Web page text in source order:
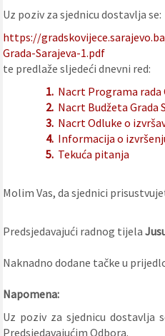
Uz poziv za sjednicu dostavlja se:
https://
Grada-Sarajeva-1.pdf
te predlaže sljedeći dnevni red:
1. Nacrt Programa rada
2. Nacrt Budžeta Grada
3. Nacrt Odluke o
4. Informacija o
5. Tekuća pitanja
Molim Vas, da sjednici
Predsjedavajući radnog tijela
Naknadno dodane tačke u
Napomena:
Uz poziv za sjednicu dostavlja
Predsjedavajućim Odbora.